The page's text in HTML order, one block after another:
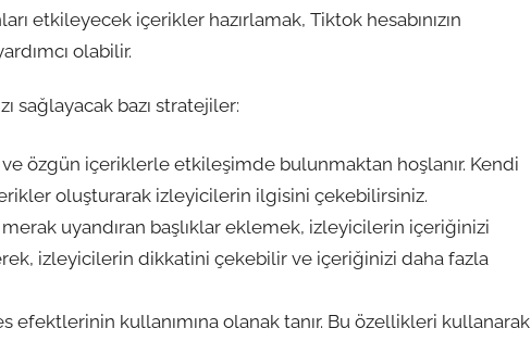
etkileyecek içerikler hazırlamak, Tiktok hesabınızın
olabilir.
sağlayacak bazı stratejiler:
ve özgün içeriklerle etkileşimde bulunmaktan hoşlanır. Kendi
oluşturarak izleyicilerin ilgisini çekebilirsiniz.
uyandıran başlıklar eklemek, izleyicilerin içeriğinizi
izleyicilerin dikkatini çekebilir ve içeriğinizi daha fazla
efektlerinin kullanımına olanak tanır. Bu özellikleri kullanarak